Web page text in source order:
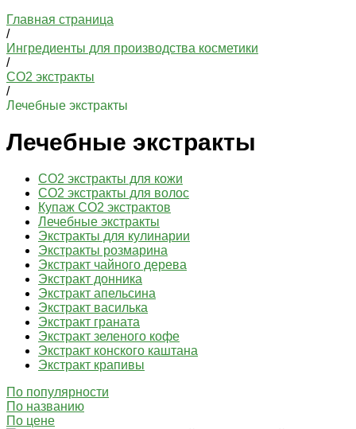
Главная страница
/
Ингредиенты для производства косметики
/
СО2 экстракты
/
Лечебные экстракты
Лечебные экстракты
CO2 экстракты для кожи
CO2 экстракты для волос
Купаж CO2 экстрактов
Лечебные экстракты
Экстракты для кулинарии
Экстракты розмарина
Экстракт чайного дерева
Экстракт донника
Экстракт апельсина
Экстракт василька
Экстракт граната
Экстракт зеленого кофе
Экстракт конского каштана
Экстракт крапивы
По популярности
По названию
По цене